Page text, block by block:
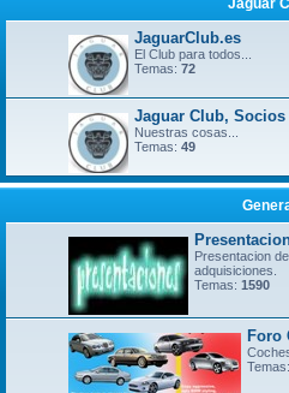
Jaguar
JaguarClub.es
El Club para todos...
Temas: 72
Jaguar Club, Socios
Nuestras cosas...
Temas: 49
Presentacion
adquisiciones.
Temas: 1590
Foro
Temas: